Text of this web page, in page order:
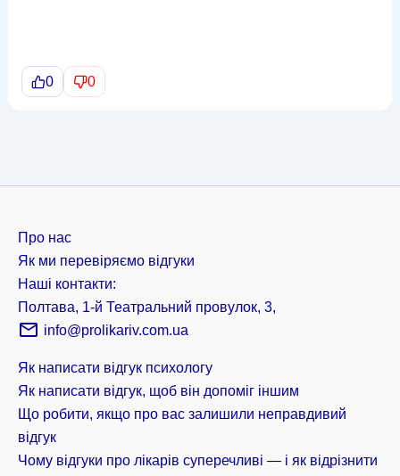
0 0
Про нас
Як ми перевіряємо відгуки
Наші контакти:
Полтава, 1-й Театральний провулок, 3,
info@prolikariv.com.ua
Як написати відгук психологу
Як написати відгук, щоб він допоміг іншим
Що робити, якщо про вас залишили неправдивий
відгук
Чому відгуки про лікарів суперечливі — і як відрізнити